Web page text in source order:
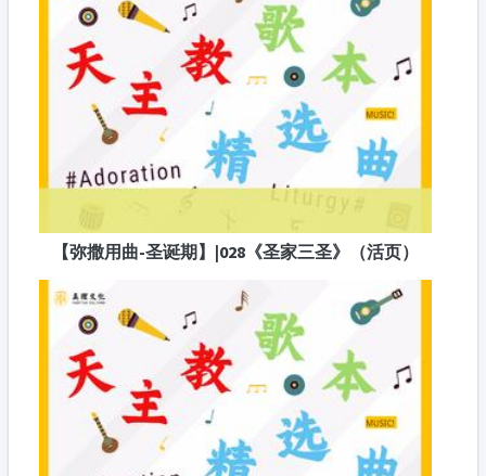
【弥撒用曲-圣诞期】|028《圣家三圣》（活页）